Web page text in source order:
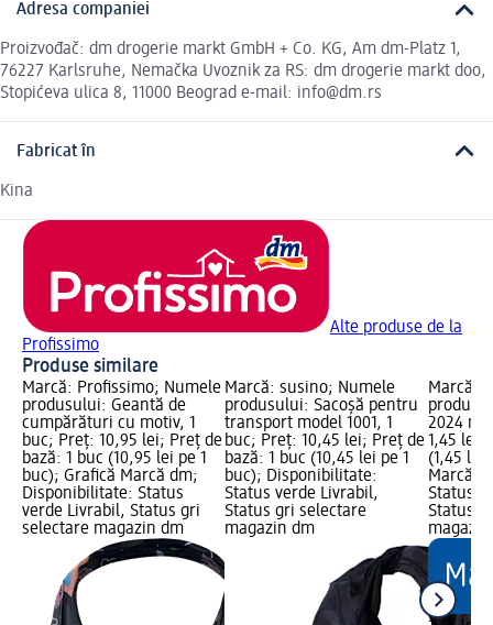
Adresa companiei
Proizvođač: dm drogerie markt GmbH + Co. KG, Am dm-Platz 1,
76227 Karlsruhe, Nemačka Uvoznik za RS: dm drogerie markt doo,
Stopićeva ulica 8, 11000 Beograd e-mail: info@dm.rs
Fabricat în
Kina
Alte produse de la
Profissimo
Produse similare
Marcă: Profissimo; Numele
produsului: Geantă de
cumpărături cu motiv, 1
buc; Preț: 10,95 lei; Preț de
bază: 1 buc (10,95 lei pe 1
buc); Grafică Marcă dm;
Disponibilitate: Status
verde Livrabil, Status gri
selectare magazin dm
Marcă: susino; Numele
produsului: Sacoşă pentru
transport model 1001, 1
buc; Preț: 10,45 lei; Preț de
bază: 1 buc (10,45 lei pe 1
buc); Disponibilitate:
Status verde Livrabil,
Status gri selectare
magazin dm
Marcă:
2024
1,45 lei;
(1,45 lei
Marcă
Status
Status